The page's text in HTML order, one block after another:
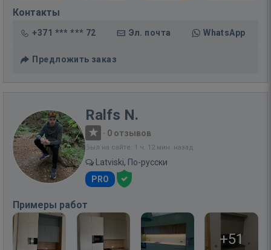
Контакты
+371 *** *** 72 Эл. почта WhatsApp
Предложить заказ
Ralfs N.
· 0 отзывов
Был на сайте: 1 ч. 12 мин. назад
Latviski, По-русски
PRO
Примеры работ
+51